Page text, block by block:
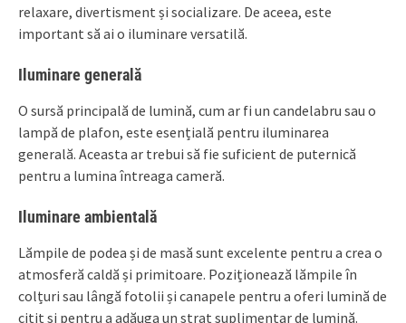
relaxare, divertisment și socializare. De aceea, este
important să ai o iluminare versatilă.
Iluminare generală
O sursă principală de lumină, cum ar fi un candelabru sau o
lampă de plafon, este esențială pentru iluminarea
generală. Aceasta ar trebui să fie suficient de puternică
pentru a lumina întreaga cameră.
Iluminare ambientală
Lămpile de podea și de masă sunt excelente pentru a crea o
atmosferă caldă și primitoare. Poziționează lămpile în
colțuri sau lângă fotolii și canapele pentru a oferi lumină de
citit și pentru a adăuga un strat suplimentar de lumină.